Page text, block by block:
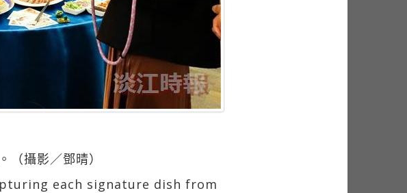
攝影／鄧晴）
each signature dish from